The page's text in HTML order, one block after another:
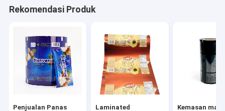
Rekomendasi Produk
Penjualan Panas Laminated Kemasan